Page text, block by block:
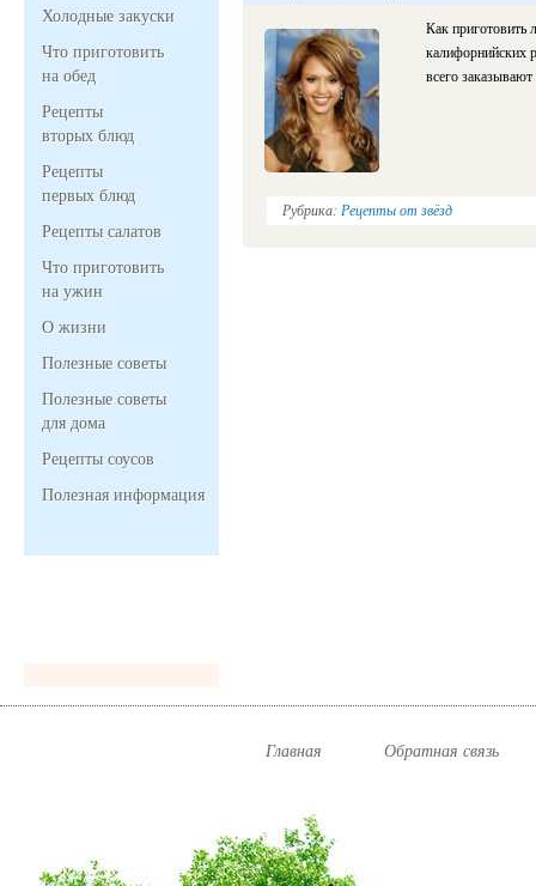
Холодные закуски
Что приготовить
на обед
Рецепты
вторых блюд
Рецепты
первых блюд
Рецепты салатов
Что приготовить
на ужин
О жизни
Полезные советы
Полезные советы
для дома
Рецепты соусов
Полезная информация
Как приготовить
калифорнийских
всего
Рубрика: Рецепты от звёзд
Главная Обратная связь